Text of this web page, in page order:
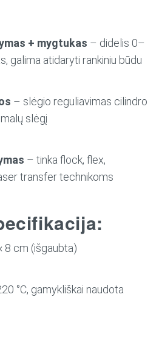
+ mygtukas – didelis 0–
galima atidaryti rankiniu būdu
– slėgio reguliavimas cilindro
slėgį
– tinka flock, flex,
transfer technikoms
8 cm (išgaubta)
°C, gamykliškai naudota